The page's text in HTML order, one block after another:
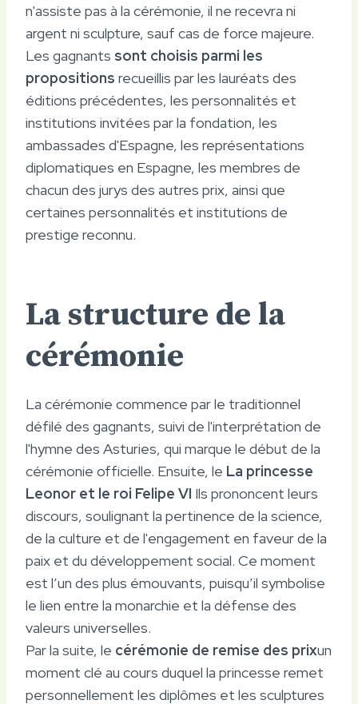
n'assiste pas à la cérémonie, il ne recevra ni
argent ni sculpture, sauf cas de force majeure.
Les gagnants sont choisis parmi les
propositions recueillis par les lauréats des
éditions précédentes, les personnalités et
institutions invitées par la fondation, les
ambassades d'Espagne, les représentations
diplomatiques en Espagne, les membres de
chacun des jurys des autres prix, ainsi que
certaines personnalités et institutions de
prestige reconnu.
La structure de la
cérémonie
La cérémonie commence par le traditionnel
défilé des gagnants, suivi de l'interprétation de
l'hymne des Asturies, qui marque le début de la
cérémonie officielle. Ensuite, le La princesse
Leonor et le roi Felipe VI Ils prononcent leurs
discours, soulignant la pertinence de la science,
de la culture et de l'engagement en faveur de la
paix et du développement social. Ce moment
est l’un des plus émouvants, puisqu’il symbolise
le lien entre la monarchie et la défense des
valeurs universelles.
Par la suite, le cérémonie de remise des prixun
moment clé au cours duquel la princesse remet
personnellement les diplômes et les sculptures